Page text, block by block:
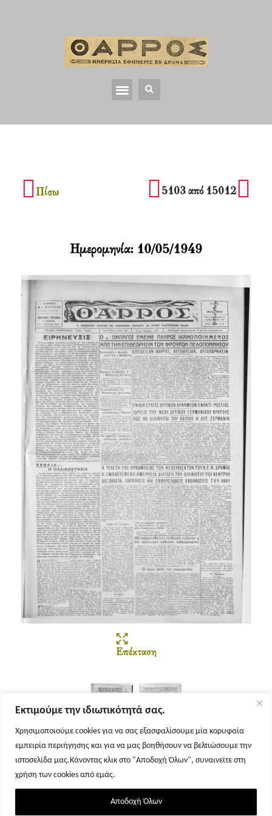
Εκτιμούμε την ιδιωτικότητά σας.
Χρησιμοποιούμε cookies για να σας εξασφαλίσουμε μία κορυφαία
εμπειρία περιήγησης και για να μας βοηθήσουν να βελτιώσουμε την
ιστοσελίδα μας.Κάνοντας κλικ στο "Αποδοχή Όλων", συναινείτε στη
χρήση των cookies από εμάς.
Αποδοχή Όλων
Πίσω 5103 από 15012
Επέκταση
Σελίδα 1 Σελίδα 2
Ημερομηνία: 10/05/1949